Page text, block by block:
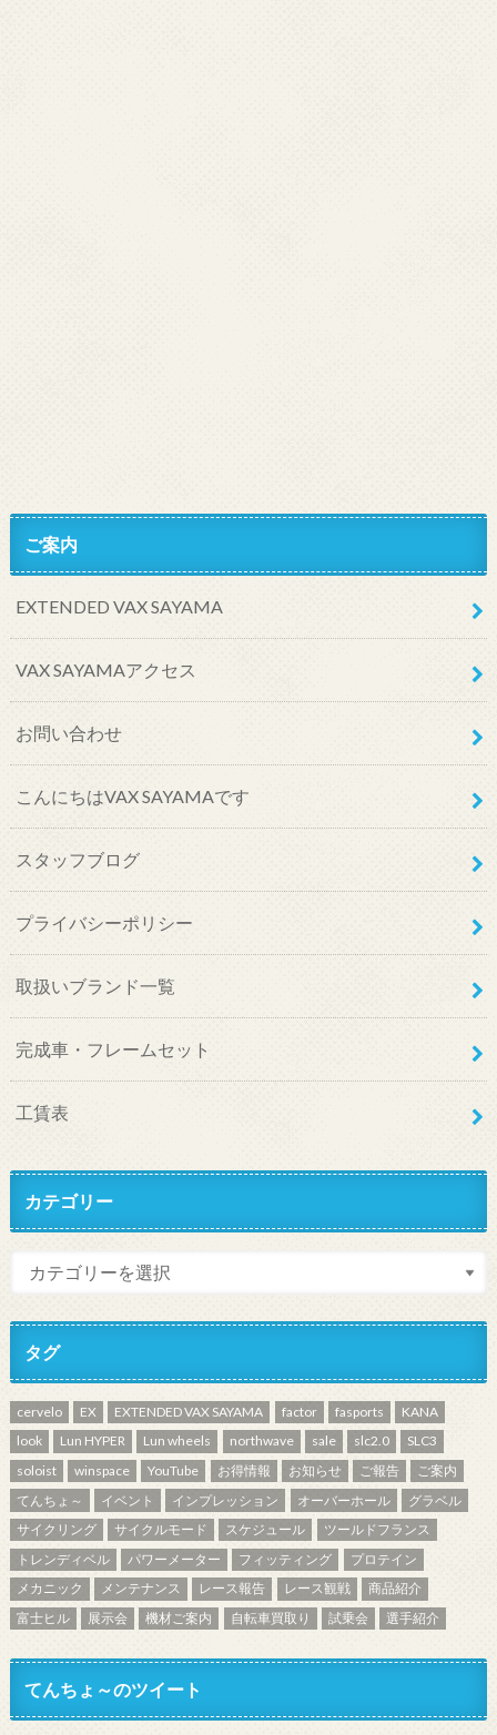
ご案内
EXTENDED VAX SAYAMA
VAX SAYAMAアクセス
お問い合わせ
こんにちはVAX SAYAMAです
スタッフブログ
プライバシーポリシー
取扱いブランド一覧
完成車・フレームセット
工賃表
カテゴリー
タグ
cervelo EX EXTENDED VAX SAYAMA factor fasports
KANA
look
Lun HYPER Lun wheels northwave sale slc2.0
SLC3
soloist
winspace YouTube お得情報 お知らせ ご報告
ご案内
てんちょ～
イベント インプレッション オーバーホール
グラベル
サイクリング
サイクルモード スケジュール
ツールドフランス
トレンディベル
パワーメーター フィッティング
プロテイン
メカニック
メンテナンス レース報告 レース観戦
商品紹介
富士ヒル
展示会 機材ご案内 自転車買取り 試乗会 選手紹介
てんちょ～のツイート